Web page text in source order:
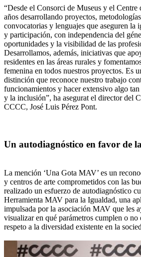
“Desde el Consorci de Museus y el Centre
años desarrollando proyectos,
convocatorias y lenguajes que aseguren la
y participación, con independencia del
oportunidades y la visibilidad de las
Desarrollamos, además, iniciativas que
residentes en las áreas rurales y
femenina en todos nuestros proyectos. Es
distinción que reconoce nuestro trabajo
funcionamientos y hacer extensivo algo
y la inclusión”, ha asegurat el director del
CCCC, José Luis Pérez Pont.
Un autodiagnóstico en favor de
La mención ‘Una Gota MAV’ es un
y centros de arte comprometidos con las
realizado un esfuerzo de autodiagnóstico
Herramienta MAV para la Igualdad, una
impulsada por la asociación MAV que les
visualizar en qué parámetros cumplen o
respeto a la diversidad existente en la